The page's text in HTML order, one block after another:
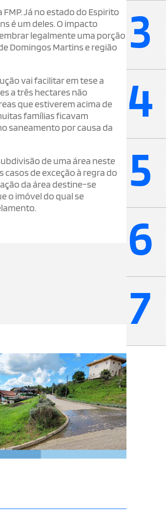
Já no estado do Espirito
é um deles. O impacto
legalmente uma porção
Domingos Martins e região
vai facilitar em tese a
a três hectares não
que estiverem acima de
famílias ficavam
saneamento por causa da
de uma área neste
casos de exceção à regra do
da área destine-se
o imóvel do qual se
3
4
5
6
7